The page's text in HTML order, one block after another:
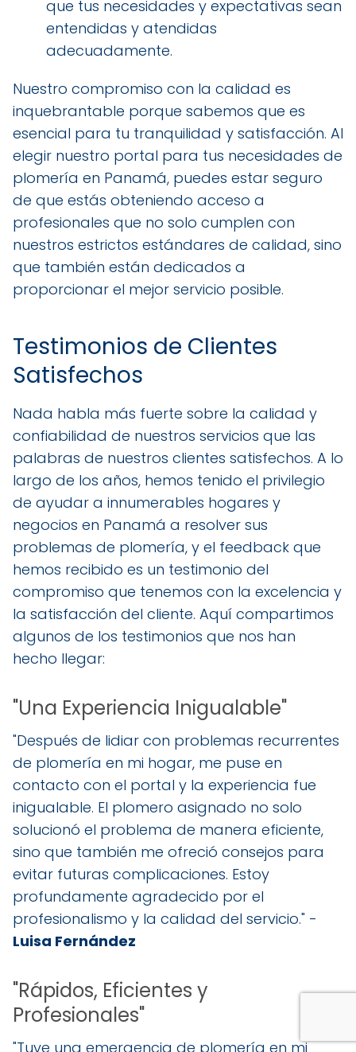
que tus necesidades y expectativas sean
entendidas y atendidas
adecuadamente.
Nuestro compromiso con la calidad es
inquebrantable porque sabemos que es
esencial para tu tranquilidad y satisfacción. Al
elegir nuestro portal para tus necesidades de
plomería en Panamá, puedes estar seguro
de que estás obteniendo acceso a
profesionales que no solo cumplen con
nuestros estrictos estándares de calidad, sino
que también están dedicados a
proporcionar el mejor servicio posible.
Testimonios de Clientes
Satisfechos
Nada habla más fuerte sobre la calidad y
confiabilidad de nuestros servicios que las
palabras de nuestros clientes satisfechos. A lo
largo de los años, hemos tenido el privilegio
de ayudar a innumerables hogares y
negocios en Panamá a resolver sus
problemas de plomería, y el feedback que
hemos recibido es un testimonio del
compromiso que tenemos con la excelencia y
la satisfacción del cliente. Aquí compartimos
algunos de los testimonios que nos han
hecho llegar:
"Una Experiencia Inigualable"
"Después de lidiar con problemas recurrentes
de plomería en mi hogar, me puse en
contacto con el portal y la experiencia fue
inigualable. El plomero asignado no solo
solucionó el problema de manera eficiente,
sino que también me ofreció consejos para
evitar futuras complicaciones. Estoy
profundamente agradecido por el
profesionalismo y la calidad del servicio." -
Luisa Fernández
"Rápidos, Eficientes y
Profesionales"
"Tuve una emergencia de plomería en mi